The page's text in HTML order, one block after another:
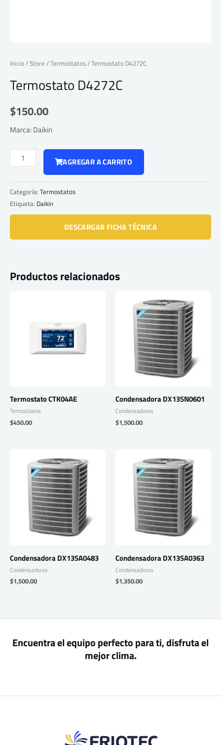
Inicio/Store /Termostatos/ Termostato D4272C
Termostato D4272C
$150.00
Marca: Daikin
Mini
Split
RKS12XL216
cantidad
AGREGAR A CARRITO
Categoría: Termostatos
Etiqueta: Daikin
DESCARGAR FICHA TÉCNICA
Productos relacionados
Termostato CTK04AE
Termostatos
$450.00
Condensadora DX13SN0601
Condensadoras
$1,500.00
Condensadora DX13SA0483
Condensadoras
$1,500.00
Condensadora DX13SA0363
Condensadoras
$1,350.00
Encuentra el equipo perfecto para ti, disfruta el
mejor clima.